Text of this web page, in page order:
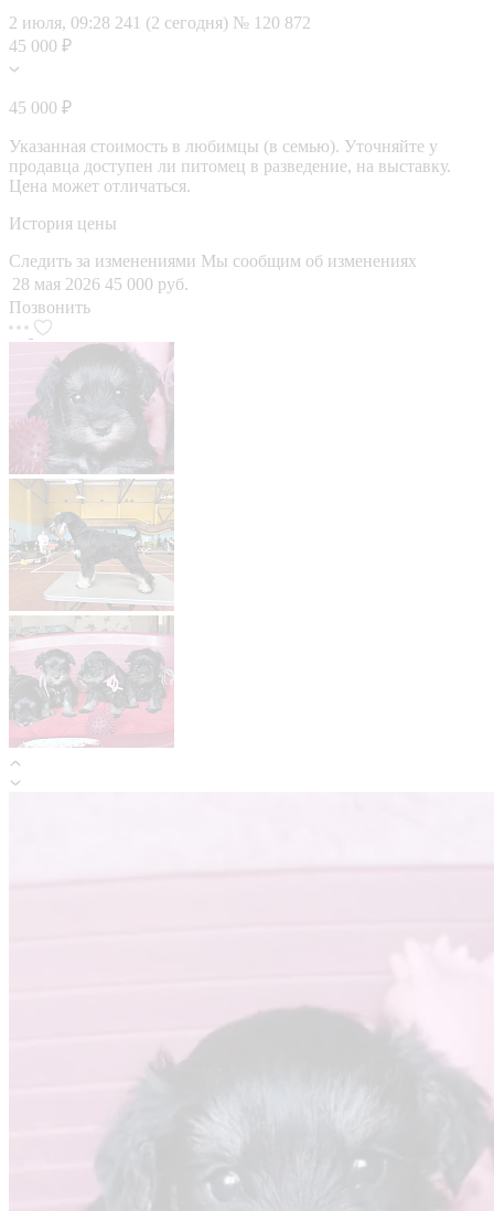
2 июля, 09:28 241 (2 сегодня) № 120 872
45 000 ₽
45 000 ₽
Указанная стоимость в любимцы (в семью). Уточняйте у
продавца доступен ли питомец в разведение, на выставку.
Цена может отличаться.
История цены
Следить за изменениями Мы сообщим об изменениях
28 мая 2026 45 000 руб.
Позвонить